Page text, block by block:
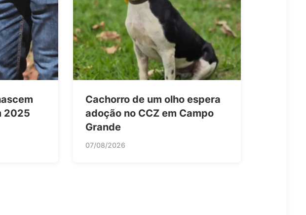
2025
Cachorro de um olho espera
adoção no CCZ em Campo
Grande
07/08/2026